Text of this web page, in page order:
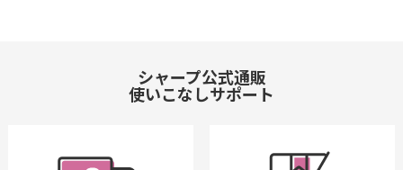
シャープ公式通販
使いこなしサポート